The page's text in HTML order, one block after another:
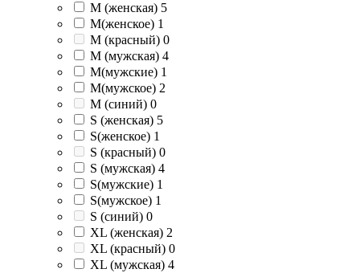
M (женская) 5
M(женское) 1
M (красный) 0
M (мужская) 4
M(мужские) 1
M(мужское) 2
M (синий) 0
S (женская) 5
S(женское) 1
S (красный) 0
S (мужская) 4
S(мужские) 1
S(мужское) 1
S (синий) 0
XL (женская) 2
XL (красный) 0
XL (мужская) 4